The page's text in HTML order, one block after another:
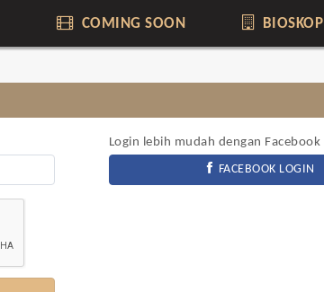
COMING SOON BIOSKOP
Login lebih mudah dengan Facebook
FACEBOOK LOGIN